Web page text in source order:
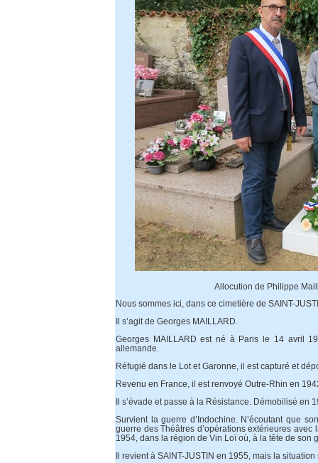
Allocution de Philippe
Nous sommes ici, dans ce cimetière de SAINT-
Il s’agit de Georges MAILLARD.
Georges MAILLARD est né à Paris le 14 avril
allemande.
Réfugié dans le Lot et Garonne, il est capturé et
Revenu en France, il est renvoyé Outre-Rhin en
Il s’évade et passe à la Résistance. Démobilisé en
Survient la guerre d’Indochine. N’écoutant que
guerre des Théâtres d’opérations extérieures
1954, dans la région de Vin Loï où, à la tête de son
Il revient à SAINT-JUSTIN en 1955, mais la